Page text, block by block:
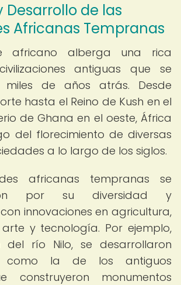
Desarrollo de las
Africanas Tempranas
africano alberga una rica
antiguas que se
de años atrás. Desde
hasta el Reino de Kush en el
de Ghana en el oeste, África
del florecimiento de diversas
a lo largo de los siglos.
africanas tempranas se
por su diversidad y
innovaciones en agricultura,
y tecnología. Por ejemplo,
río Nilo, se desarrollaron
como la de los antiguos
construyeron monumentos